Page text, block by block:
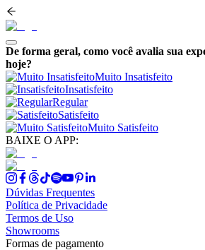
De forma geral, como você avalia sua
hoje?
Muito Insatisfeito
Insatisfeito
Regular
Satisfeito
Muito Satisfeito
BAIXE O APP:
Dúvidas Frequentes
Política de Privacidade
Termos de Uso
Showrooms
Formas de pagamento